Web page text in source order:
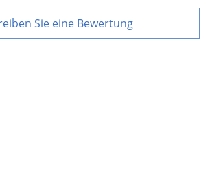
Sie eine Bewertung